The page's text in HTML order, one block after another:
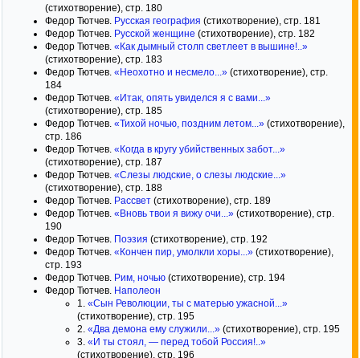
(стихотворение), стр. 180
Федор Тютчев. Русская география (стихотворение), стр. 181
Федор Тютчев. Русской женщине (стихотворение), стр. 182
Федор Тютчев. «Как дымный столп светлеет в вышине!..»
(стихотворение), стр. 183
Федор Тютчев. «Неохотно и несмело...» (стихотворение), стр.
184
Федор Тютчев. «Итак, опять увиделся я с вами...»
(стихотворение), стр. 185
Федор Тютчев. «Тихой ночью, поздним летом...» (стихотворение),
стр. 186
Федор Тютчев. «Когда в кругу убийственных забот...»
(стихотворение), стр. 187
Федор Тютчев. «Слезы людские, о слезы людские...»
(стихотворение), стр. 188
Федор Тютчев. Рассвет (стихотворение), стр. 189
Федор Тютчев. «Вновь твои я вижу очи...» (стихотворение), стр.
190
Федор Тютчев. Поэзия (стихотворение), стр. 192
Федор Тютчев. «Кончен пир, умолкли хоры...» (стихотворение),
стр. 193
Федор Тютчев. Рим, ночью (стихотворение), стр. 194
Федор Тютчев. Наполеон
1. «Сын Революции, ты с матерью ужасной...»
(стихотворение), стр. 195
2. «Два демона ему служили...» (стихотворение), стр. 195
3. «И ты стоял, — перед тобой Россия!..»
(стихотворение), стр. 196